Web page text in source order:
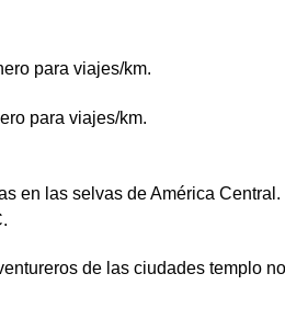
para viajes/km.
para viajes/km.
en las selvas de América Central.
de las ciudades templo